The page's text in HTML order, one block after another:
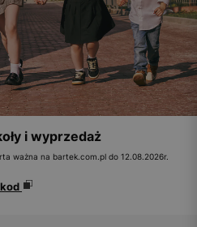
i wyprzedaż
ważna na bartek.com.pl do 12.08.2026r.